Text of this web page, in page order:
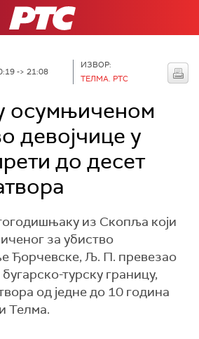
РТС
-> 21:08
ИЗВОР:
ТЕЛМА. РТС
осумњиченом
девојчице у
до десет
из Скопља који
за убиство
Ђорчевске, Љ. П. превезао
турску границу,
од једне до 10 година
Телма.